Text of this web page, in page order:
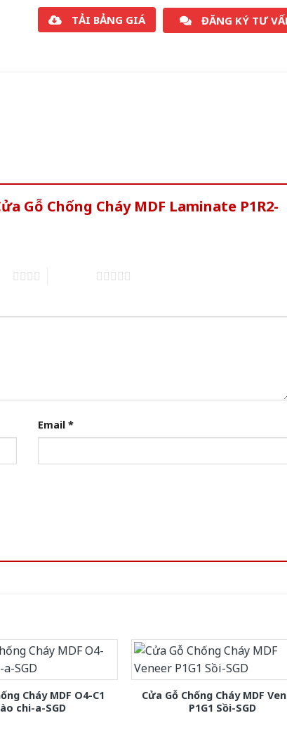
TẢI BẢNG GIÁ ĐĂNG KÝ TƯ
Gỗ Chống Cháy MDF Laminate P1R2-
Email *
Cháy MDF O4-C1
chi-a-SGD
Cửa Gỗ Chống Cháy MDF
P1G1 Sồi-SGD